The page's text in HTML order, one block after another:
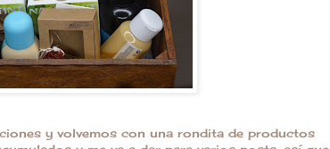
y volvemos con una rondita de productos